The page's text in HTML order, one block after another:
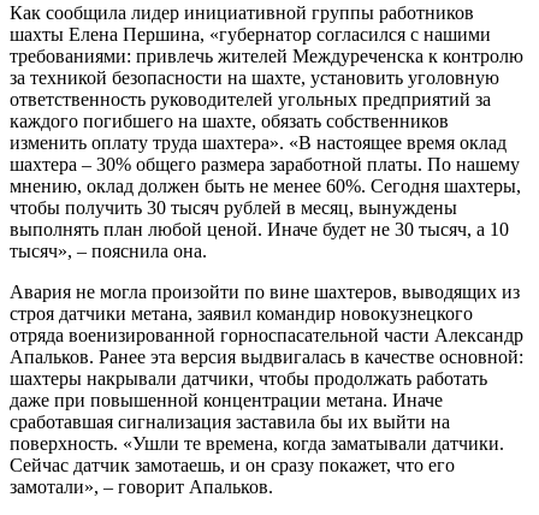
Как сообщила лидер инициативной группы работников
шахты Елена Першина, «губернатор согласился с нашими
требованиями: привлечь жителей Междуреченска к контролю
за техникой безопасности на шахте, установить уголовную
ответственность руководителей угольных предприятий за
каждого погибшего на шахте, обязать собственников
изменить оплату труда шахтера». «В настоящее время оклад
шахтера – 30% общего размера заработной платы. По нашему
мнению, оклад должен быть не менее 60%. Сегодня шахтеры,
чтобы получить 30 тысяч рублей в месяц, вынуждены
выполнять план любой ценой. Иначе будет не 30 тысяч, а 10
тысяч», – пояснила она.
Авария не могла произойти по вине шахтеров, выводящих из
строя датчики метана, заявил командир новокузнецкого
отряда военизированной горноспасательной части Александр
Апальков. Ранее эта версия выдвигалась в качестве основной:
шахтеры накрывали датчики, чтобы продолжать работать
даже при повышенной концентрации метана. Иначе
сработавшая сигнализация заставила бы их выйти на
поверхность. «Ушли те времена, когда заматывали датчики.
Сейчас датчик замотаешь, и он сразу покажет, что его
замотали», – говорит Апальков.